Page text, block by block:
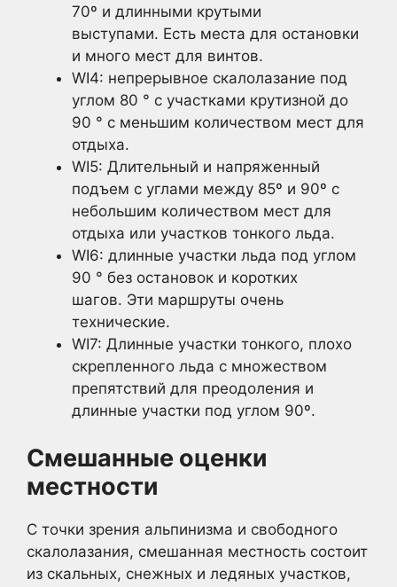
70º и длинными крутыми
выступами. Есть места для остановки
и много мест для винтов.
WI4: непрерывное скалолазание под
углом 80 ° с участками крутизной до
90 ° с меньшим количеством мест для
отдыха.
WI5: Длительный и напряженный
подъем с углами между 85º и 90º с
небольшим количеством мест для
отдыха или участков тонкого льда.
WI6: длинные участки льда под углом
90 ° без остановок и коротких
шагов. Эти маршруты очень
технические.
WI7: Длинные участки тонкого, плохо
скрепленного льда с множеством
препятствий для преодоления и
длинные участки под углом 90º.
Смешанные оценки
местности
С точки зрения альпинизма и свободного
скалолазания, смешанная местность состоит
из скальных, снежных и ледяных участков,